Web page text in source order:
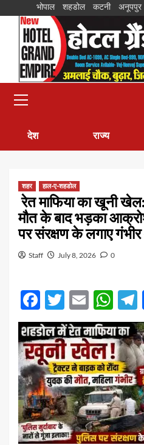
भोपाल शहडोल कटनी अनूपपुर
देश राज्य
शहर हाल-ए-शहडोल
रेत माफिया का खूनी
मौत के बाद भड़का
पर संरक्षण के लगाए
Staff July 8, 2026 0
Facebook
Twitter
Email